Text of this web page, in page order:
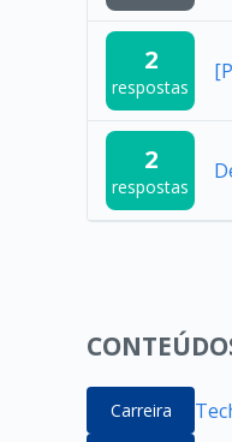
2
respostas
2
respostas
Carreira